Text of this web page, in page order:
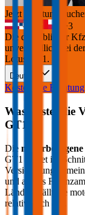
Jetzt Beratung
+3
Die durchblicker
unverbindlich bei
Lotus GT1.
Deutsch
Kostenlose
Was kostet die
GT1
Die
GT1
kostet im
Versicherung
und an das
Ländern fällt die
relativ hoch aus.